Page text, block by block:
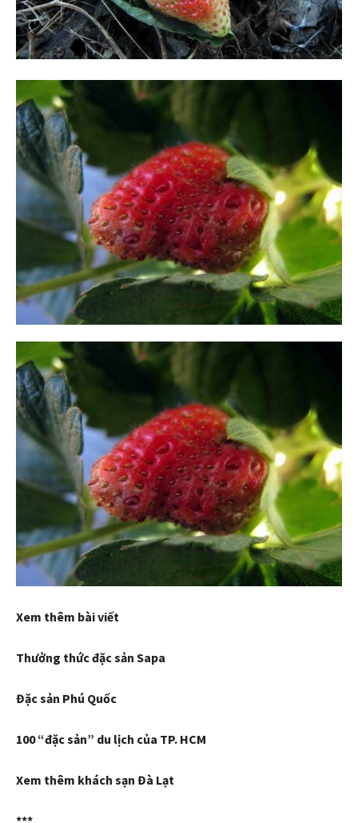
Xem thêm bài viết
Thưởng thức đặc sản Sapa
Đặc sản Phú Quốc
100 “đặc sản” du lịch của TP. HCM
Xem thêm khách sạn Đà Lạt